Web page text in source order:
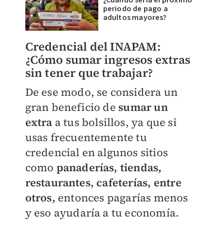
periodo de pago a
adultos mayores?
Credencial del INAPAM:
¿Cómo sumar ingresos extras
sin tener que trabajar?
De ese modo, se considera un
gran beneficio de sumar un
extra a tus bolsillos, ya que si
usas frecuentemente tu
credencial en algunos sitios
como panaderías, tiendas,
restaurantes, cafeterías, entre
otros, entonces pagarías menos
y eso ayudaría a tu economía.